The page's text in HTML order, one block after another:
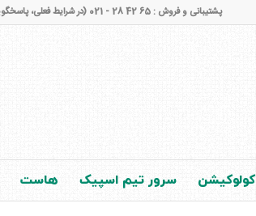
پشتیبانی و فروش : 65 42 28 - 021 (در شرایط فعلی، پاسخگویی فقط از طریق تیکت انجام می‌شود)
کولوکیشن سرور تیم اسپیک هاست